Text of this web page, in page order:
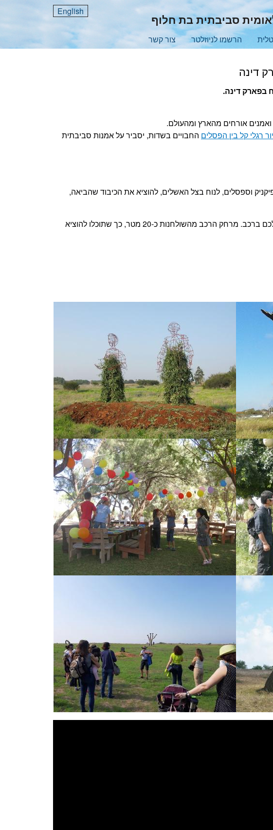
סביבתית בת חלוף
English
הרשמו לניוזלטר צור קשר
דינה
בפארק דינה.
אורחים מהארץ ומהעולם.
רגלי קל בין הפסלים החבויים בשדות, יסביר על אמנות סביבתית
וספסלים, לנוח בצל האשלים, להוציא את הכיבוד שהביאה,
ניתן להביא כיבוד ולפרוש על שולחנות הפיקניק. איננו מספקים כיבוד. אתם מוזמנים להביא כיבוד שיחכה לכם ברכב. מרחק הרכב מהשולחנות כ-20 מטר, כך שתוכלו להוציא